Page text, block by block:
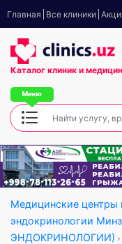
Главная Все клиники
Каталог клиник и
Медицинские центры
эндокринологии
ЭНДОКРИНОЛОГИИ)